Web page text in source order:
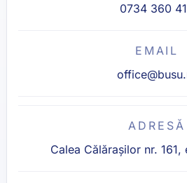
0734 360
EMAIL
ADRESĂ
Calea Călărașilor nr. 161,